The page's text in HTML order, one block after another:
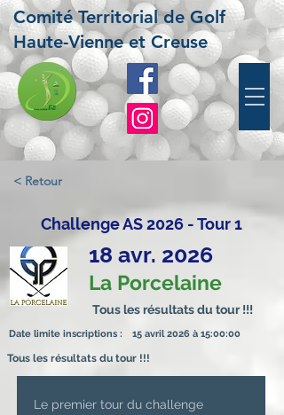
Comité Territorial de Golf
Haute-Vienne et Creuse
< Retour
Challenge AS 2026 - Tour 1
18 avr. 2026
La Porcelaine
Tous les résultats du tour !!!
Date limite inscriptions : 15 avril 2026 à 15:00:00
Tous les résultats du tour !!!
Le premier tour du challenge